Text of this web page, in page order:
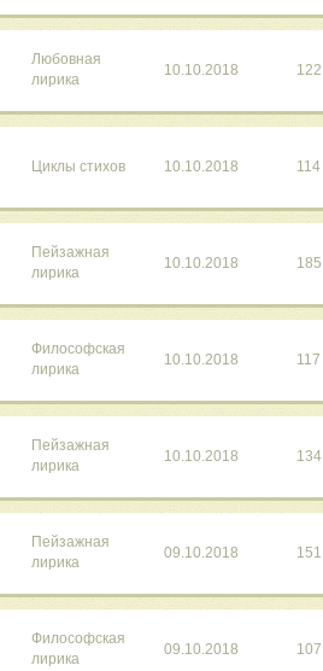
Любовная
лирика
10.10.2018 122
Циклы стихов 10.10.2018 114
Пейзажная
лирика
10.10.2018 185
Философская
лирика
10.10.2018 117
Пейзажная
лирика
10.10.2018 134
Пейзажная
лирика
09.10.2018 151
Философская
лирика
09.10.2018 107